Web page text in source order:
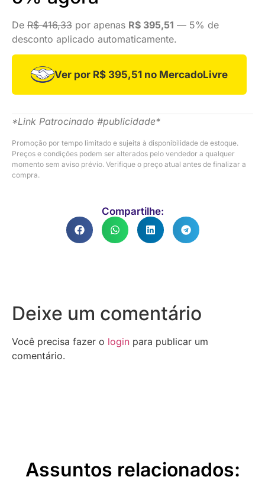
De R$ 416,33 por apenas R$ 395,51 — 5% de
desconto aplicado automaticamente.
Ver por R$ 395,51 no MercadoLivre
*Link Patrocinado #publicidade*
Promoção por tempo limitado e sujeita à disponibilidade de estoque.
Preços e condições podem ser alterados pelo vendedor a qualquer
momento sem aviso prévio. Verifique o preço atual antes de finalizar a
compra.
Compartilhe:
Deixe um comentário
Você precisa fazer o login para publicar um
comentário.
Assuntos relacionados: